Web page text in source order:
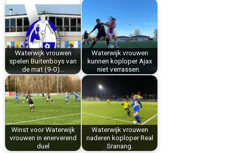
b
o
o
k
e
r
e
s
t
e
d
I
n
A
p
p
Waterwijk vrouwen
spelen Buitenboys van
de mat (9-0)…
Waterwijk vrouwen
kunnen koploper Ajax
niet verrassen.
Winst voor Waterwijk
vrouwen in enerverend
duel
Waterwijk vrouwen
naderen koploper Real
Sranang.